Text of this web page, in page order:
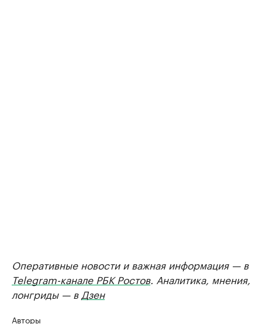
Оперативные новости и важная информация — в
Telegram-канале РБК Ростов. Аналитика, мнения,
лонгриды — в Дзен
Авторы